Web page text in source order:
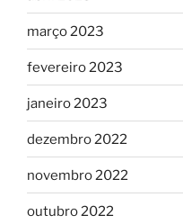
março 2023
fevereiro 2023
janeiro 2023
dezembro 2022
novembro 2022
outubro 2022